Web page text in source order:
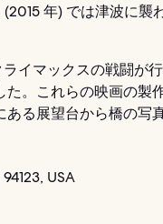
(2015 年) では津波に襲
イマックスの戦闘が
。これらの映画の製
る展望台から橋の写
USA